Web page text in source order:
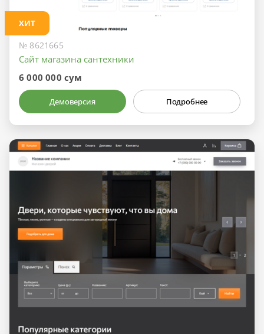
ХИТ
№ 8621665
Сайт магазина сантехники
6 000 000 сум
Демоверсия Подробнее